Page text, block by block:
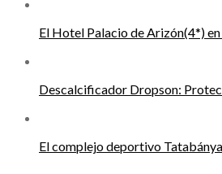
El Hotel Palacio de Arizón(4*)
Descalcificador Dropson:
El complejo deportivo